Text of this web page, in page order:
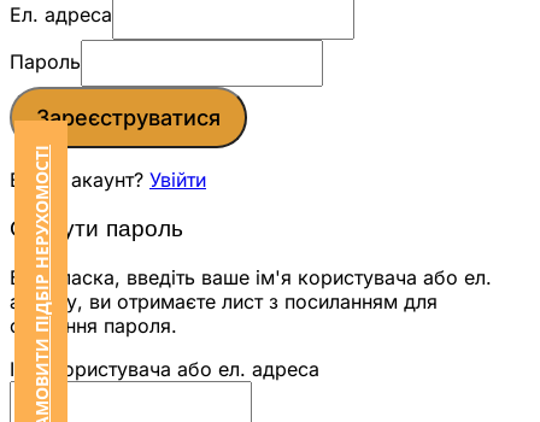
ЗАМОВИТИ ПІДБІР НЕРУХОМОСТІ
Ел. адреса
Пароль
Зареєструватися
Вже є акаунт? Увійти
Скинути пароль
Будь ласка, введіть ваше ім'я користувача або ел.
адресу, ви отримаєте лист з посиланням для
скидання пароля.
Ім'я користувача або ел. адреса